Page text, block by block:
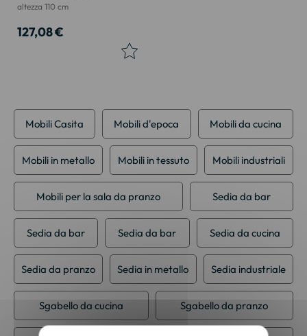
altezza 110 cm
127,08 €
Mobili Casita Mobili d'epoca Mobili da cucina
Mobili in metallo Mobili in tessuto Mobili industriali
Mobili per la sala da pranzo Sedia da bar
Sedia da bar Sedia da bar Sedia da cucina
Sedia da pranzo Sedia in metallo Sedia industriale
Sgabello da cucina Sgabello da pranzo